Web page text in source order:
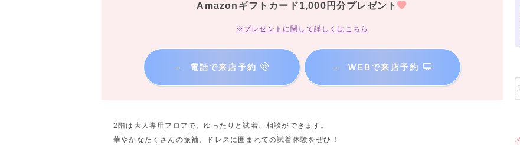
Amazonギフトカード1,000円分プレゼント
※プレゼントに関して詳しくはこちら
→ 電話で来店予約 → WEBで来店予約
2階は大人専用フロアで、ゆったりと試着、相談ができます。
華やかなたくさんの振袖、ドレスに囲まれての試着体験をぜひ！